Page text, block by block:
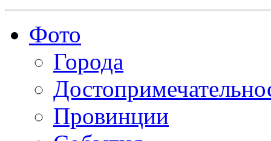
Фото
Города
Провинции